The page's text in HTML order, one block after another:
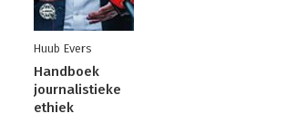
Huub Evers
Handboek
journalistieke
ethiek